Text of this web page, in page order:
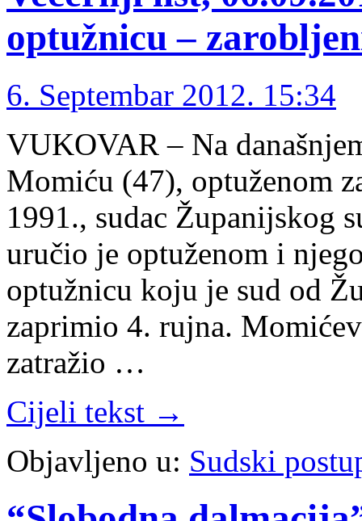
optužnicu –
6. Septembar 2012. 15:34
VUKOVAR – Na
Momiću (47), optuženom
1991., sudac Županijskog
uručio je optuženom i
optužnicu koju je sud od
zaprimio 4. rujna.
zatražio …
Cijeli tekst →
Objavljeno u: Sudski